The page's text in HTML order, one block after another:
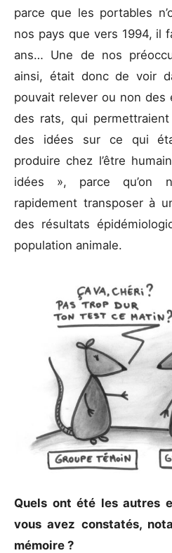
parce que les portables
nos pays que vers 1994, il
ans… Une de nos
ainsi, était donc de voir
pouvait relever ou non
des rats, qui
des idées sur ce qui
produire chez l’être
idées », parce qu’on
rapidement transposer à
des résultats
population animale.
Quels ont été les autres
vous avez constatés,
mémoire ?